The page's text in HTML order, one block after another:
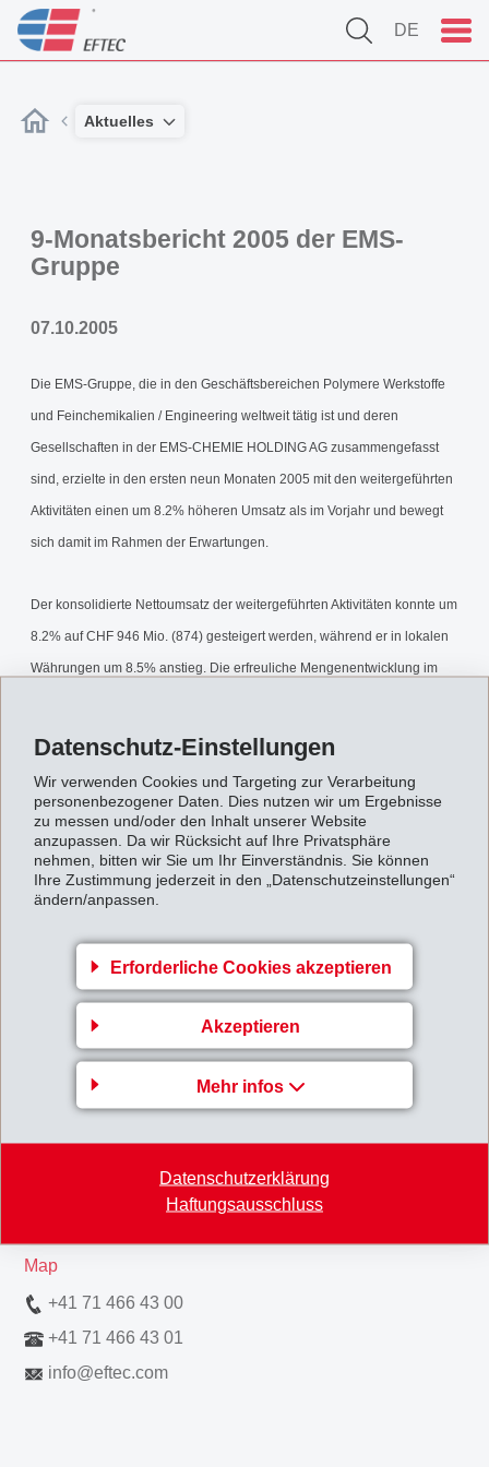
Datenschutz-Einstellungen
Wir verwenden Cookies und Targeting zur Verarbeitung
personenbezogener Daten. Dies nutzen wir um Ergebnisse
zu messen und/oder den Inhalt unserer Website
anzupassen. Da wir Rücksicht auf Ihre Privatsphäre
nehmen, bitten wir Sie um Ihr Einverständnis. Sie können
Ihre Zustimmung jederzeit in den „Datenschutzeinstellungen“
ändern/anpassen.
Erforderliche Cookies akzeptieren
Akzeptieren
Mehr infos
Datenschutzerklärung
Haftungsausschluss
DE
Aktuelles
9-Monatsbericht 2005 der EMS-
Gruppe
07.10.2005
Die EMS-Gruppe, die in den Geschäftsbereichen Polymere Werkstoffe
und Feinchemikalien / Engineering weltweit tätig ist und deren
Gesellschaften in der EMS-CHEMIE HOLDING AG zusammengefasst
sind, erzielte in den ersten neun Monaten 2005 mit den weitergeführten
Aktivitäten einen um 8.2% höheren Umsatz als im Vorjahr und bewegt
sich damit im Rahmen der Erwartungen.
Der konsolidierte Nettoumsatz der weitergeführten Aktivitäten konnte um
8.2% auf CHF 946 Mio. (874) gesteigert werden, während er in lokalen
Währungen um 8.5% anstieg. Die erfreuliche Mengenentwicklung im
Für die weitergeführten Aktivitäten erwartet EMS 2005 unverändert
einen Umsatz und ein Betriebsergebnis (EBIT) leicht über Vorjahr.
9-Monatsbericht2005.pdf
Zurück zur Übersicht
Gruppenleitung
8590 Romanshorn
Map
+41 71 466 43 00
+41 71 466 43 01
info@eftec.com